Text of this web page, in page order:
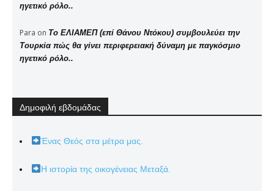
ηγετικό ρόλο..
Para on Το ΕΛΙΑΜΕΠ (επί Θάνου Ντόκου) συμβουλεύει την
Τουρκία πώς θα γίνει περιφερειακή δύναμη με παγκόσμιο
ηγετικό ρόλο..
Δημοφιλή εβδομάδας
Ένας Θεός στα μέτρα μας.
Η ιστορία της οικογένειας Μεταξά.